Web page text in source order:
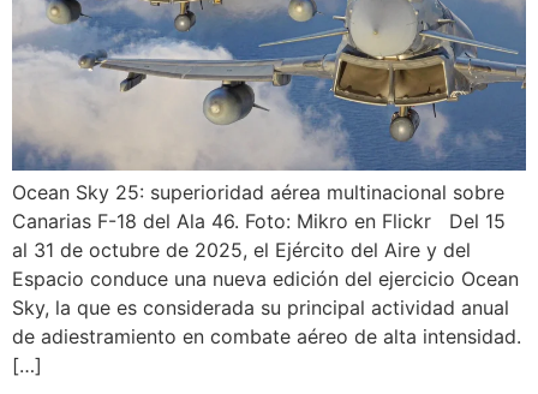
Ocean Sky 25: superioridad aérea multinacional sobre
Canarias F-18 del Ala 46. Foto: Mikro en Flickr Del 15
al 31 de octubre de 2025, el Ejército del Aire y del
Espacio conduce una nueva edición del ejercicio Ocean
Sky, la que es considerada su principal actividad anual
de adiestramiento en combate aéreo de alta intensidad.
[…]